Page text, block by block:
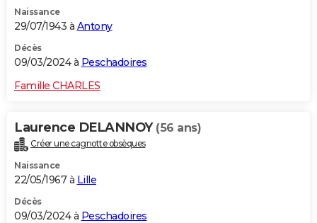
Naissance
29/07/1943 à Antony
Décès
09/03/2024 à Peschadoires
Famille CHARLES
Laurence DELANNOY (56 ans)
Créer une cagnotte obsèques
Naissance
22/05/1967 à Lille
Décès
09/03/2024 à Peschadoires